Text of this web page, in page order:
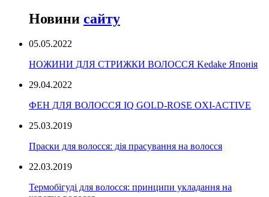
Новини сайту
05.05.2022
НОЖИНИ ДЛЯ СТРИЖКИ ВОЛОССЯ Kedake Японія
29.04.2022
ФЕН ДЛЯ ВОЛОССЯ IQ GOLD-ROSE OXI-ACTIVE
25.03.2019
Праски для волосся: дія прасування на волосся
22.03.2019
Термобігуді для волосся: принципи укладання на